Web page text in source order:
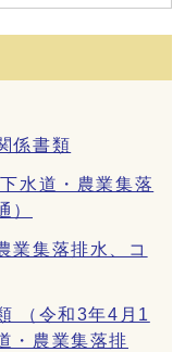
係書類
水道・農業集落
）
業集落排水、コ
（令和3年4月1
・農業集落排